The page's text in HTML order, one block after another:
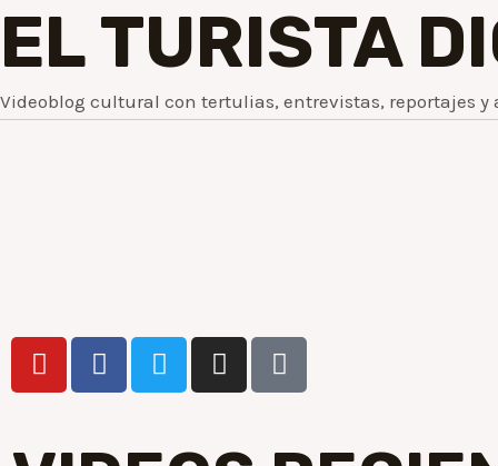
EL TURISTA
Videoblog cultural con tertulias, entrevistas, reportajes y